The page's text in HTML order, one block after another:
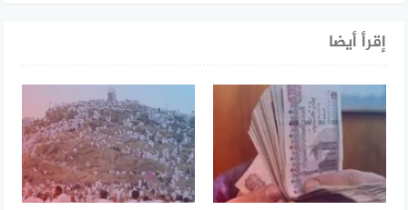
إقرأ أيضا